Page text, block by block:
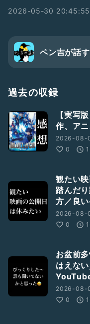
2026-05-30 20:45:55
ペン吉が話す
過去の収録
【実写
作、アニ
2026-08-
0
観たい
踏んだ
方／良
2026-08-
0
お盆前
はえな
2026-08-
0